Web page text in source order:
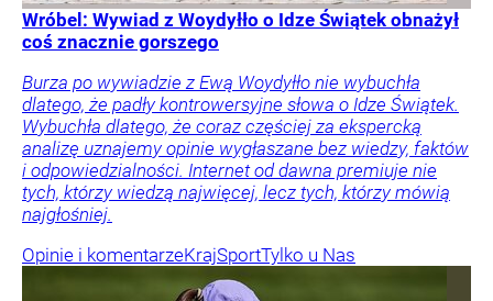
Wróbel: Wywiad z Woydyłło o Idze Świątek obnażył
coś znacznie gorszego
Burza po wywiadzie z Ewą Woydyłło nie wybuchła
dlatego, że padły kontrowersyjne słowa o Idze Świątek.
Wybuchła dlatego, że coraz częściej za ekspercką
analizę uznajemy opinie wygłaszane bez wiedzy, faktów
i odpowiedzialności. Internet od dawna premiuje nie
tych, którzy wiedzą najwięcej, lecz tych, którzy mówią
najgłośniej.
Opinie i komentarzeKrajSportTylko u Nas